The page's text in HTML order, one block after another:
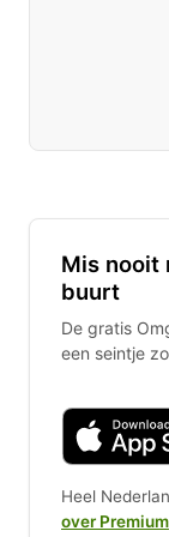
Mis nooit
buurt
De gratis
een seintje
Heel
over Premium